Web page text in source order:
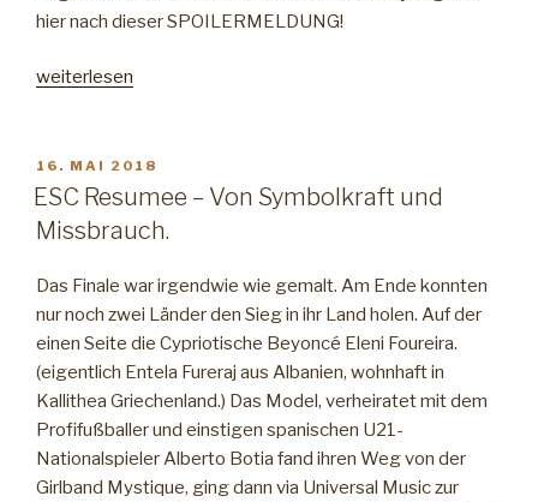
hier nach dieser SPOILERMELDUNG!
„Dannimax
Heute:
Roma“
weiterlesen
VERÖFFENTLICHT
AM
16. MAI 2018
ESC Resumee – Von Symbolkraft und
Missbrauch.
Das Finale war irgendwie wie gemalt. Am Ende konnten
nur noch zwei Länder den Sieg in ihr Land holen. Auf der
einen Seite die Cypriotische Beyoncé Eleni Foureira.
(eigentlich Entela Fureraj aus Albanien, wohnhaft in
Kallithea Griechenland.) Das Model, verheiratet mit dem
Profifußballer und einstigen spanischen U21-
Nationalspieler Alberto Botia fand ihren Weg von der
Girlband Mystique, ging dann via Universal Music zur